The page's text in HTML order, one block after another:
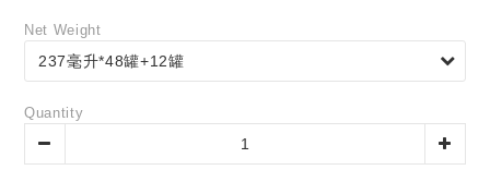
Net Weight
Quantity